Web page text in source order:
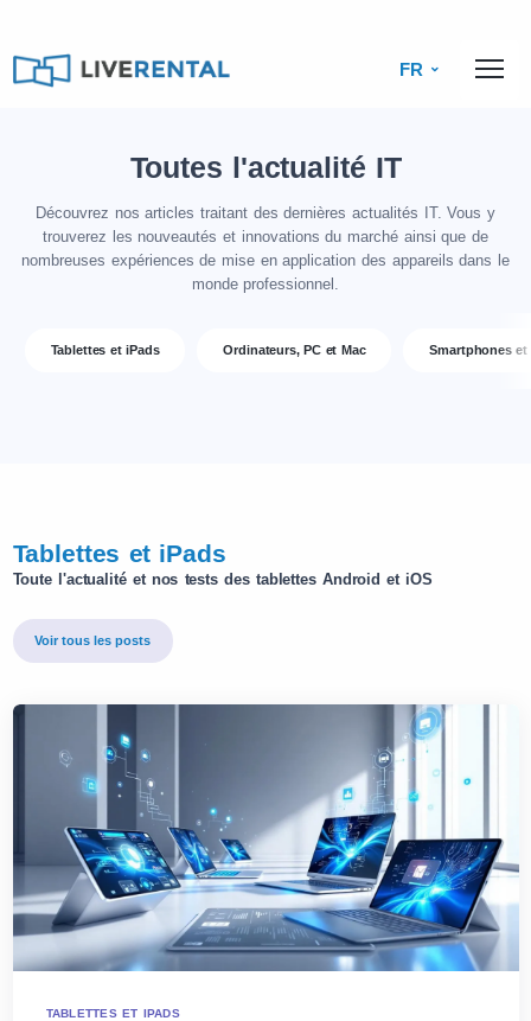
FR
Toutes l'actualité IT
Découvrez nos articles traitant des dernières actualités IT. Vous y
trouverez les nouveautés et innovations du marché ainsi que de
nombreuses expériences de mise en application des appareils dans le
monde professionnel.
Tablettes et iPads Ordinateurs, PC et Mac Smartphones et
Tablettes et iPads
Toute l'actualité et nos tests des tablettes Android et iOS
Voir tous les posts
TABLETTES ET IPADS